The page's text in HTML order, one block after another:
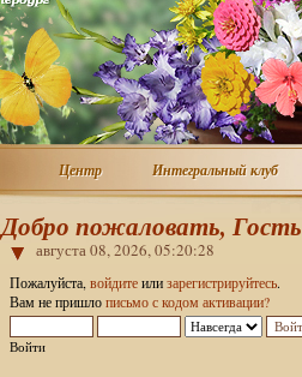
Центр
Центр Интегральный клуб
Интегральный клуб
Добро пожаловать, Гость
августа 08, 2026, 05:20:28
Пожалуйста, войдите или зарегистрируйтесь.
Вам не пришло письмо с кодом активации?
Войти